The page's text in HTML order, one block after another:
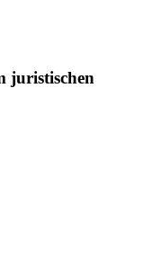
juristischen